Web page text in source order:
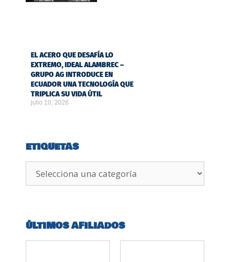
EL ACERO QUE DESAFÍA LO
EXTREMO, IDEAL ALAMBREC –
GRUPO AG INTRODUCE EN
ECUADOR UNA TECNOLOGÍA QUE
TRIPLICA SU VIDA ÚTIL
julio 10, 2026
ETIQUETAS
ÚLTIMOS AFILIADOS